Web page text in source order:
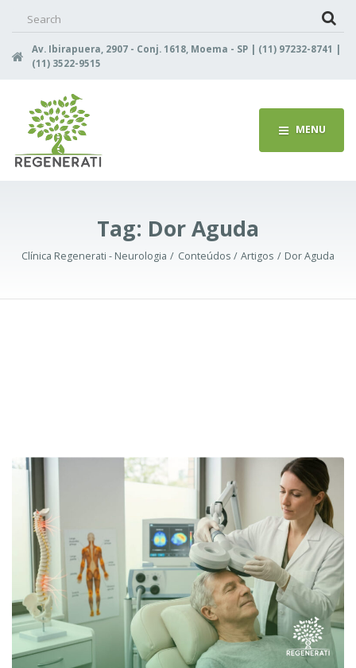
Av. Ibirapuera, 2907 - Conj. 1618, Moema - SP | (11) 97232-8741 |
(11) 3522-9515
MENU
Tag: Dor Aguda
Clínica Regenerati - Neurologia Conteúdos Artigos Dor Aguda